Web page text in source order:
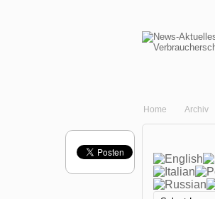
Home Archiv